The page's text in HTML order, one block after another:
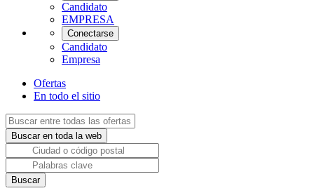
Candidato
EMPRESA
Conectarse
Candidato
Empresa
Ofertas
En todo el sitio